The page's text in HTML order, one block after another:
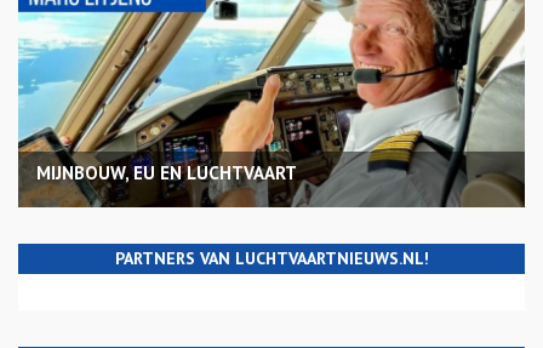
MIJNBOUW, EU EN LUCHTVAART
PARTNERS VAN LUCHTVAARTNIEUWS.NL!